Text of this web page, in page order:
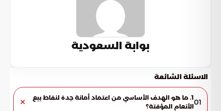
بوابة السعودية
الاسئلة الشائعة
01 1. ما هو الهدف الأساسي من اعتماد أمانة جدة لنقاط بيع
الأنعام المؤقتة؟